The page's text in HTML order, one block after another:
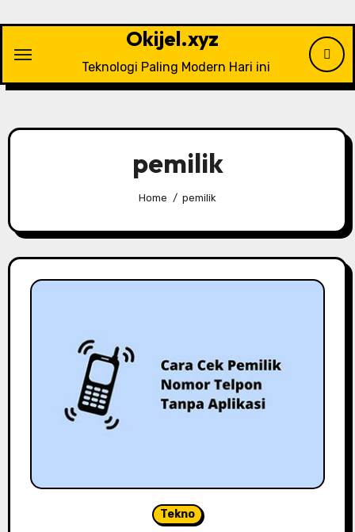
content
Okijel.xyz
Teknologi Paling Modern Hari ini
pemilik
Home pemilik
Tekno